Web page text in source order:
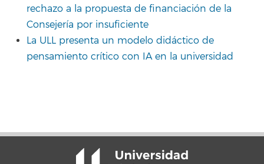
rechazo a la propuesta de financiación de la
Consejería por insuficiente
La ULL presenta un modelo didáctico de
pensamiento crítico con IA en la universidad